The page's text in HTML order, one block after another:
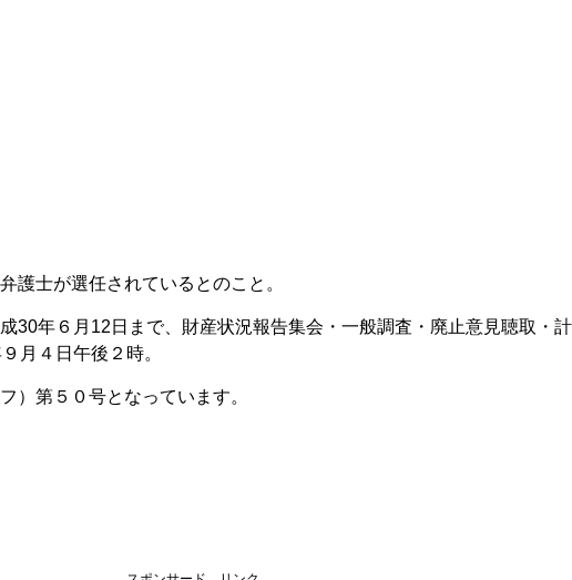
護士が選任されているとのこと。
30年６月12日まで、財産状況報告集会・一般調査・廃止意見聴取・計
月４日午後２時。
）第５０号となっています。